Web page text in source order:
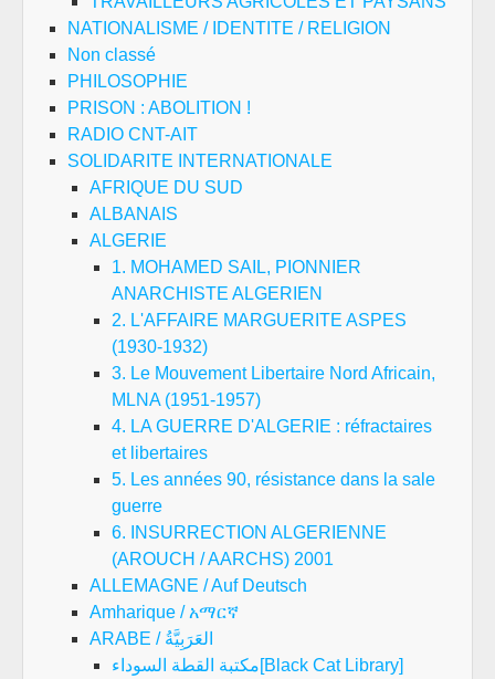
NATIONALISME / IDENTITE / RELIGION
Non classé
PHILOSOPHIE
PRISON : ABOLITION !
RADIO CNT-AIT
SOLIDARITE INTERNATIONALE
AFRIQUE DU SUD
ALBANAIS
ALGERIE
1. MOHAMED SAIL, PIONNIER
ANARCHISTE ALGERIEN
2. L'AFFAIRE MARGUERITE ASPES
(1930-1932)
3. Le Mouvement Libertaire Nord Africain,
MLNA (1951-1957)
4. LA GUERRE D'ALGERIE : réfractaires
et libertaires
5. Les années 90, résistance dans la sale
guerre
6. INSURRECTION ALGERIENNE
(AROUCH / AARCHS) 2001
ALLEMAGNE / Auf Deutsch
Amharique / አማርኛ
ARABE / العَرَبِيَّةُ
مكتبة القطة السوداء[Black Cat Library]